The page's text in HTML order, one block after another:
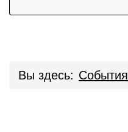
Вы здесь: События